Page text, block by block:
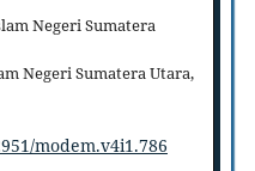
Negeri Sumatera
Negeri Sumatera Utara,
modem.v4i1.786